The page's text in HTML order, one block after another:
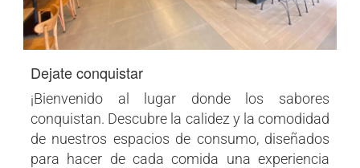
Dejate conquistar
¡Bienvenido al lugar donde los sabores
conquistan. Descubre la calidez y la comodidad
de nuestros espacios de consumo, diseñados
para hacer de cada comida una experiencia